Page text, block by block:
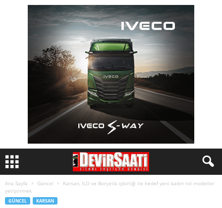
Ana Sayfa Güncel
Karsan, ILO ve Borçelik işbirliği ile hedef yeni kadın rol modeller
yetiştirmek
GÜNCEL KARSAN